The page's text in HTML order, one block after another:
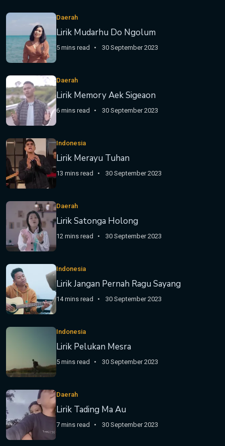
Daerah
Lirik Mudarhu Do Ngolum
5 mins read 30 September 2023
Daerah
Lirik Memory Aek Sigeaon
6 mins read 30 September 2023
Indonesia
Lirik Merayu Tuhan
13 mins read 30 September 2023
Daerah
Lirik Satonga Holong
12 mins read 30 September 2023
Indonesia
Lirik Jangan Pernah Ragu Sayang
14 mins read 30 September 2023
Indonesia
Lirik Pelukan Mesra
5 mins read 30 September 2023
Daerah
Lirik Tading Ma Au
7 mins read 30 September 2023